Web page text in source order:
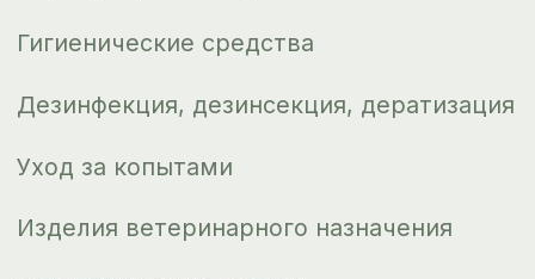
ips66@bk.ru
Контакты
Новости